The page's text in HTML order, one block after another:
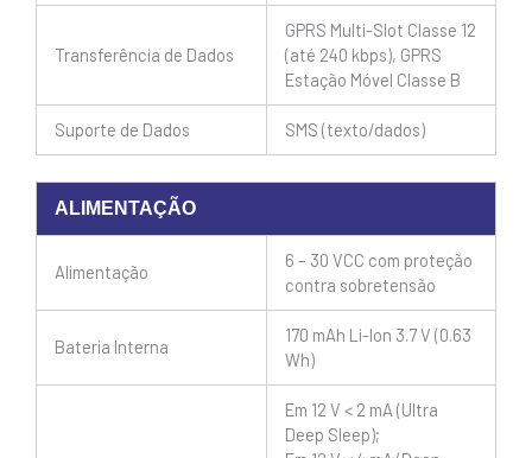
Transferência de Dados
GPRS Multi-Slot Classe 12
(até 240 kbps), GPRS
Estação Móvel Classe B
Suporte de Dados SMS (texto/dados)
ALIMENTAÇÃO
Alimentação
6 – 30 VCC com proteção
contra sobretensão
Bateria Interna
170 mAh Li-Ion 3.7 V (0.63
Wh)
Em 12 V < 2 mA (Ultra
Deep Sleep);